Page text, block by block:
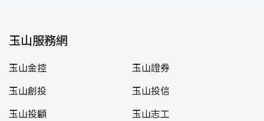
玉山服務網
玉山金控
玉山證券
玉山創投
玉山投信
玉山投顧
玉山志工